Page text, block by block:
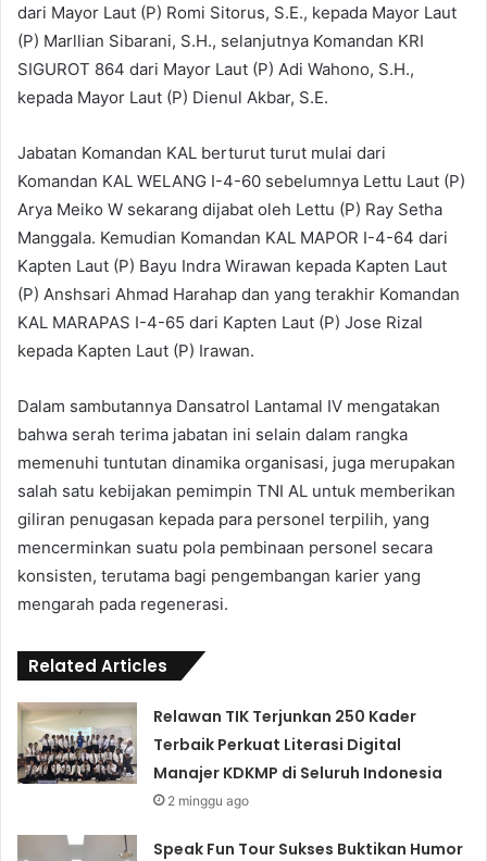
dari Mayor Laut (P) Romi Sitorus, S.E., kepada Mayor Laut
(P) Marllian Sibarani, S.H., selanjutnya Komandan KRI
SIGUROT 864 dari Mayor Laut (P) Adi Wahono, S.H.,
kepada Mayor Laut (P) Dienul Akbar, S.E.
Jabatan Komandan KAL berturut turut mulai dari
Komandan KAL WELANG I-4-60 sebelumnya Lettu Laut (P)
Arya Meiko W sekarang dijabat oleh Lettu (P) Ray Setha
Manggala. Kemudian Komandan KAL MAPOR I-4-64 dari
Kapten Laut (P) Bayu Indra Wirawan kepada Kapten Laut
(P) Anshsari Ahmad Harahap dan yang terakhir Komandan
KAL MARAPAS I-4-65 dari Kapten Laut (P) Jose Rizal
kepada Kapten Laut (P) Irawan.
Dalam sambutannya Dansatrol Lantamal IV mengatakan
bahwa serah terima jabatan ini selain dalam rangka
memenuhi tuntutan dinamika organisasi, juga merupakan
salah satu kebijakan pemimpin TNI AL untuk memberikan
giliran penugasan kepada para personel terpilih, yang
mencerminkan suatu pola pembinaan personel secara
konsisten, terutama bagi pengembangan karier yang
mengarah pada regenerasi.
Related Articles
Relawan TIK Terjunkan 250 Kader
Terbaik Perkuat Literasi Digital
Manajer KDKMP di Seluruh Indonesia
2 minggu ago
Speak Fun Tour Sukses Buktikan Humor